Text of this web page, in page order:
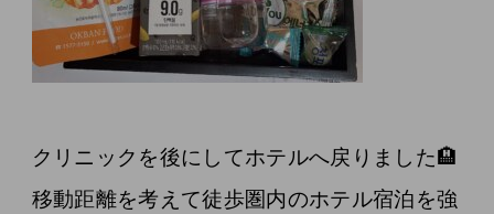
クリニックを後にしてホテルへ戻りました🏨
移動距離を考えて徒歩圏内のホテル宿泊を強